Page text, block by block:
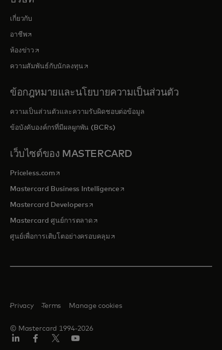
เกี่ยวกับ
อาชีพopens in a new tab
ห้องข่าว opens in a new tab
ความสัมพันธ์กับนักลงทุน opens in a new tab
ข้อกฎหมายและนโยบายความเป็นส่วนตัว
ความเป็นส่วนตัวและความรับผิดชอบต่อข้อมูล
ข้อบังคับองค์กรที่มีผลผูกพัน (BCRs)
เว็บไซต์ของ MASTERCARD
Priceless.com opens in a new tab
Mastercard Business Intelligenceopens in a new tab
Mastercard Developersopens in a new tab
Mastercard ศูนย์การตลาด opens in a new tab
ศูนย์เพื่อการเติบโตอย่างครอบคลุมopens in a new tab
© Mastercard 1994-2026
Privacy Terms Manage cookies